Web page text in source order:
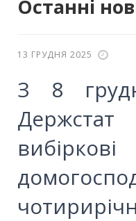
Останні
13 ГРУДНЯ 2025
З 8